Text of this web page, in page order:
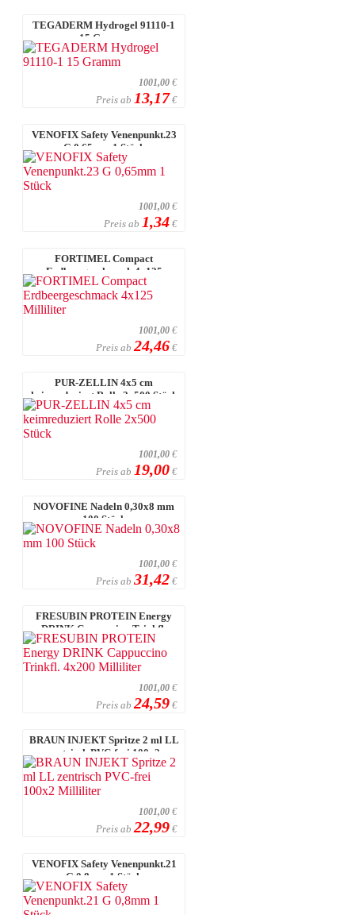
TEGADERM Hydrogel 91110-1
15 Gramm
1001,00 €
Preis ab 13,17 €
VENOFIX Safety Venenpunkt.23
G 0,65mm 1 Stück
1001,00 €
Preis ab 1,34 €
FORTIMEL Compact
Erdbeergeschmack 4x125
Milliliter
1001,00 €
Preis ab 24,46 €
PUR-ZELLIN 4x5 cm
keimreduziert Rolle 2x500 Stück
1001,00 €
Preis ab 19,00 €
NOVOFINE Nadeln 0,30x8 mm
100 Stück
1001,00 €
Preis ab 31,42 €
FRESUBIN PROTEIN Energy
DRINK Cappuccino Trinkfl.
4x200 Millilit ...
1001,00 €
Preis ab 24,59 €
BRAUN INJEKT Spritze 2 ml LL
zentrisch PVC-frei 100x2
Milliliter
1001,00 €
Preis ab 22,99 €
VENOFIX Safety Venenpunkt.21
G 0,8mm 1 Stück